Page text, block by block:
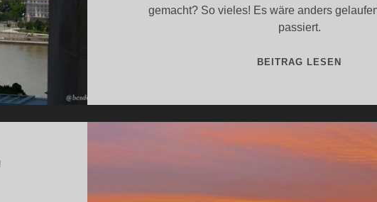
gemacht? So vieles! Es wäre anders
passiert.
BEITRAG LESEN